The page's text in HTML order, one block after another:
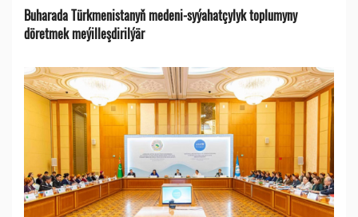
Buharada Türkmenistanyň medeni-syýahatçylyk toplumyny
döretmek meýilleşdirilýär